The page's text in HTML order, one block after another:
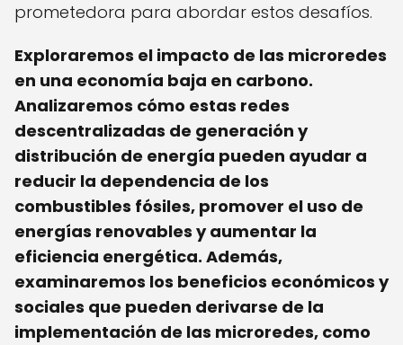
prometedora para abordar estos desafíos.
Exploraremos el impacto de las microredes
en una economía baja en carbono.
Analizaremos cómo estas redes
descentralizadas de generación y
distribución de energía pueden ayudar a
reducir la dependencia de los
combustibles fósiles, promover el uso de
energías renovables y aumentar la
eficiencia energética. Además,
examinaremos los beneficios económicos y
sociales que pueden derivarse de la
implementación de las microredes, como